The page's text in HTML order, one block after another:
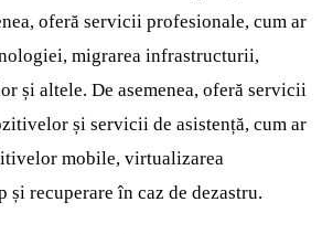
oferă servicii profesionale, cum ar
migrarea infrastructurii,
și altele. De asemenea, oferă servicii
și servicii de asistență, cum ar
mobile, virtualizarea
și recuperare în caz de dezastru.